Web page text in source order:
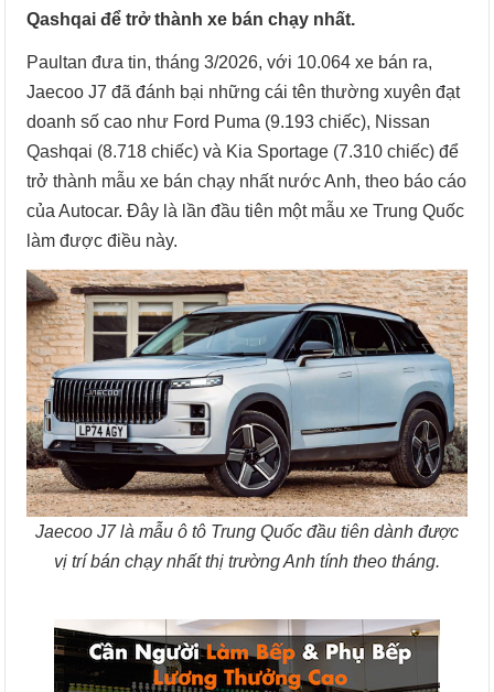
Qashqai để trở thành xe bán chạy nhất.
Paultan đưa tin, tháng 3/2026, với 10.064 xe bán ra,
Jaecoo J7 đã đánh bại những cái tên thường xuyên đạt
doanh số cao như Ford Puma (9.193 chiếc), Nissan
Qashqai (8.718 chiếc) và Kia Sportage (7.310 chiếc) để
trở thành mẫu xe bán chạy nhất nước Anh, theo báo cáo
của Autocar. Đây là lần đầu tiên một mẫu xe Trung Quốc
làm được điều này.
Jaecoo J7 là mẫu ô tô Trung Quốc đầu tiên dành được
vị trí bán chạy nhất thị trường Anh tính theo tháng.